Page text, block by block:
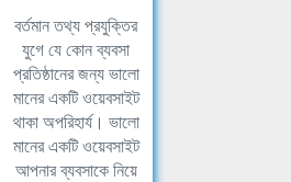
বর্তমান তথ্য প্রযুক্তির
যুগে যে কোন ব্যবসা
প্রতিষ্ঠানের জন্য ভালো
মানের একটি ওয়েবসাইট
থাকা অপরিহার্য। ভালো
মানের একটি ওয়েবসাইট
আপনার ব্যবসাকে নিয়ে